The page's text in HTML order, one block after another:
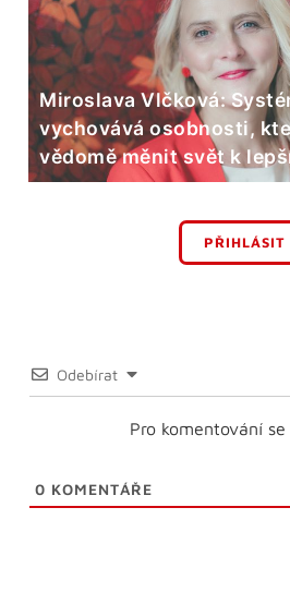
Miroslava Vlčková:
vychovává osobnosti,
vědomě měnit svět k
PŘIHLÁSIT
Odebírat
Pro komentování
0 KOMENTÁŘE